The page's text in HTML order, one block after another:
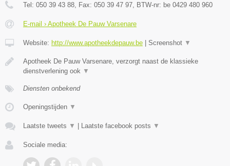
Tel: 050 39 43 88 , Fax: 050 39 47 97 , BTW-nr: be 0429 480 960
E-mail › Apotheek De Pauw Varsenare
Website: http://www.apotheekdepauw.be Screenshot ▼
Apotheek De Pauw Varsenare, verzorgt naast de klassieke
dienstverlening ook ▼
Diensten onbekend
Openingstijden ▼
Laatste tweets ▼ Laatste facebook posts ▼
Sociale media: